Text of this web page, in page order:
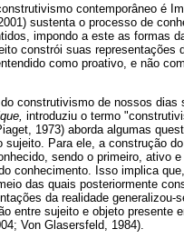
contemporâneo é
sustenta o processo de
impondo a este as formas
constrói suas representações
como proativo, e não
construtivismo de nossos dias
introduziu o termo
1973) aborda algumas
Para ele, a construção
sendo o primeiro, ativo
conhecimento. Isso implica
das quais posteriormente
da realidade generalizou-
entre sujeito e objeto presente
Von Glasersfeld, 1984).